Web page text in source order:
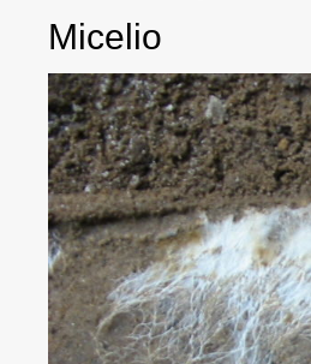
Micelio